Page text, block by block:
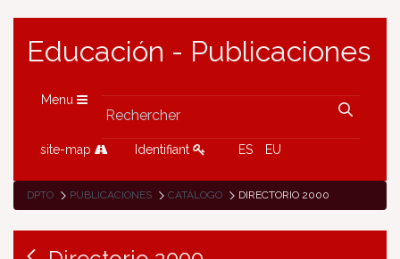
Educación - Publicaciones
Menu
site-map Identifiant ES EU
DPTO PUBLICACIONES CATÁLOGO DIRECTORIO 2000